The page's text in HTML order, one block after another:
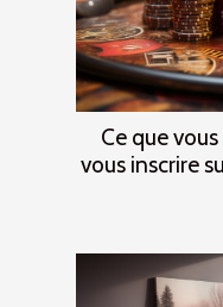
Ce que
vous inscrire